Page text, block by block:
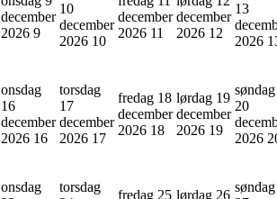
december
2026 9
10
december
2026 10
december
2026 11
december
2026 12
13
2026
onsdag
16
december
2026 16
torsdag
17
december
2026 17
fredag 18
december
2026 18
lørdag 19
december
2026 19
søndag
20
2026
onsdag
torsdag
fredag 25 lørdag 26
søndag